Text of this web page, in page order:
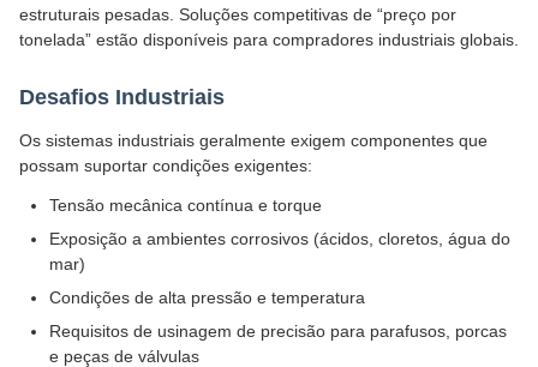
estruturais pesadas. Soluções competitivas de “preço por
tonelada” estão disponíveis para compradores industriais globais.
Desafios Industriais
Os sistemas industriais geralmente exigem componentes que
possam suportar condições exigentes:
Tensão mecânica contínua e torque
Exposição a ambientes corrosivos (ácidos, cloretos, água do
mar)
Condições de alta pressão e temperatura
Requisitos de usinagem de precisão para parafusos, porcas
e peças de válvulas